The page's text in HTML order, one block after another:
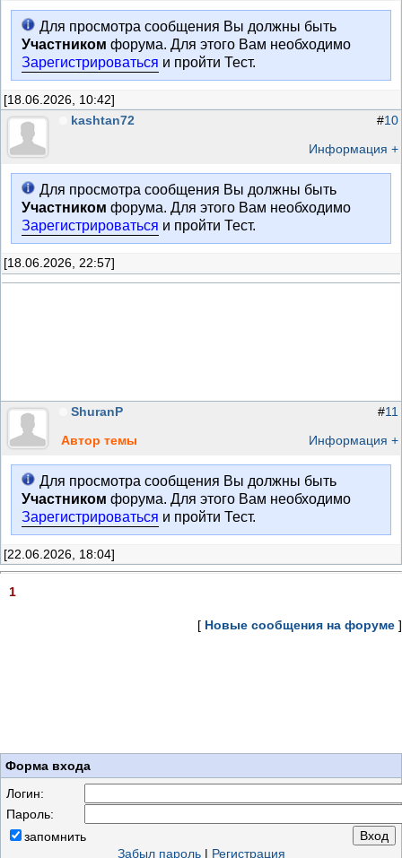
Для просмотра сообщения Вы должны быть
Участником форума. Для этого Вам необходимо
Зарегистрироваться и пройти Тест.
[18.06.2026, 10:42]
kashtan72
#10
Информация +
Для просмотра сообщения Вы должны быть
Участником форума. Для этого Вам необходимо
Зарегистрироваться и пройти Тест.
[18.06.2026, 22:57]
ShuranP
Автор темы
#11
Информация +
Для просмотра сообщения Вы должны быть
Участником форума. Для этого Вам необходимо
Зарегистрироваться и пройти Тест.
[22.06.2026, 18:04]
1
[ Новые сообщения на форуме ]
Форма входа
Логин:
Пароль:
запомнить
Забыл пароль| Регистрация